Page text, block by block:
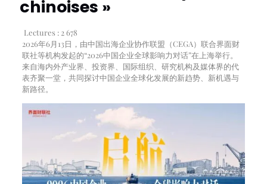
chinoises »
Lectures : 2 678
2026年6月13日，由中国出海企业协作联盟（CEGA）联合界面财
联社等机构发起的“2026中国企业全球影响力对话”在上海举行。
来自海内外产业界、投资界、国际组织、研究机构及媒体界的代
表齐聚一堂，共同探讨中国企业全球化发展的新趋势、新机遇与
新路径。